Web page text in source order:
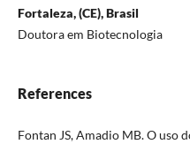
Fortaleza, (CE), Brasil
Doutora em Biotecnologia
References
Fontan JS, Amadio MB. O uso